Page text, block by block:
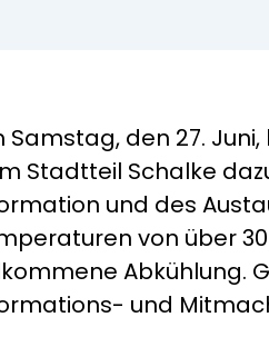
Samstag, den 27.
Stadtteil Schalke
und des
von über
Abkühlung.
und